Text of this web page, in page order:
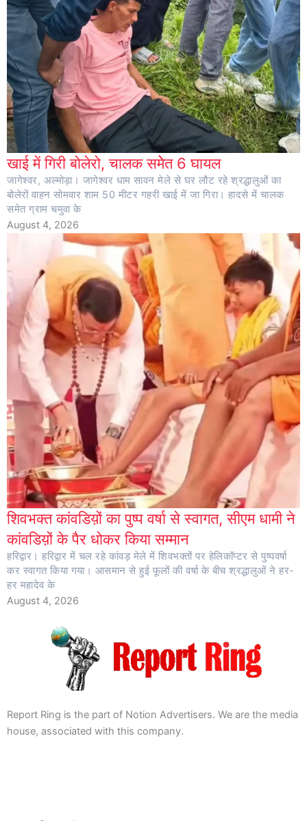
खाई में गिरी बोलेरो, चालक समेेत 6 घायल
जागेश्वर, अल्मोड़ा। जागेश्वर धाम सावन मेले से घर लौट रहे श्रद्धालुओं का
बोलेरों वाहन सोमवार शाम 50 मीटर गहरी खाई में जा गिरा। हादसे में चालक
समेत ग्राम चमुवा के
August 4, 2026
शिवभक्त कांवडिय़ों का पुष्प वर्षा से स्वागत, सीएम धामी ने
कांवडिय़ों के पैर धोकर किया सम्मान
हरिद्वार। हरिद्वार में चल रहे कांवड़ मेले में शिवभक्तों पर हेलिकॉप्टर से पुष्पवर्षा
कर स्वागत किया गया। आसमान से हुई फूलों की वर्षा के बीच श्रद्धालुओं ने हर-
हर महादेव के
August 4, 2026
Report Ring is the part of Notion Advertisers. We are the media
house, associated with this company.